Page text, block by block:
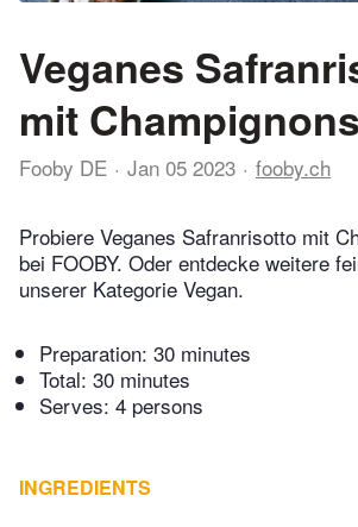
Veganes
mit Champignons
Fooby DE Jan 05 2023 fooby.ch
Probiere Veganes Safranrisotto mit
bei FOOBY. Oder entdecke weitere
unserer Kategorie Vegan.
Preparation: 30 minutes
Total: 30 minutes
Serves: 4 persons
INGREDIENTS